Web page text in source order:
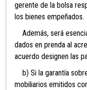
gerente de la bolsa
los bienes empeñados.
Además, será
dados en prenda al
acuerdo designen las
b) Si la garantía
mobiliarios emitidos